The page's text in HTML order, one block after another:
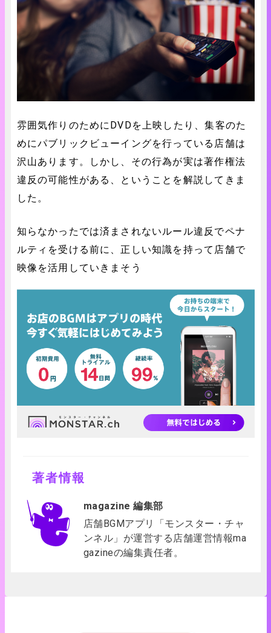
雰囲気作りのためにDVDを上映したり、集客のた
めにパブリックビューイングを行っている店舗は
沢山あります。しかし、その行為が実は著作権法
違反の可能性がある、ということを解説してきま
した。
知らなかったでは済まされないルール違反でペナ
ルティを受ける前に、正しい知識を持って店舗で
映像を活用していきまそう
著者情報
magazine 編集部
店舗BGMアプリ「モンスター・チャ
ンネル」が運営する店舗運営情報ma
gazineの編集責任者。